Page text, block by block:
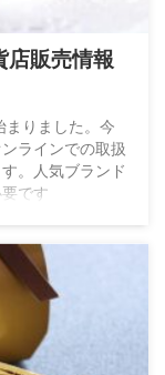
販売情報
りました。今
ラインでの取扱
。人気ブランド
です